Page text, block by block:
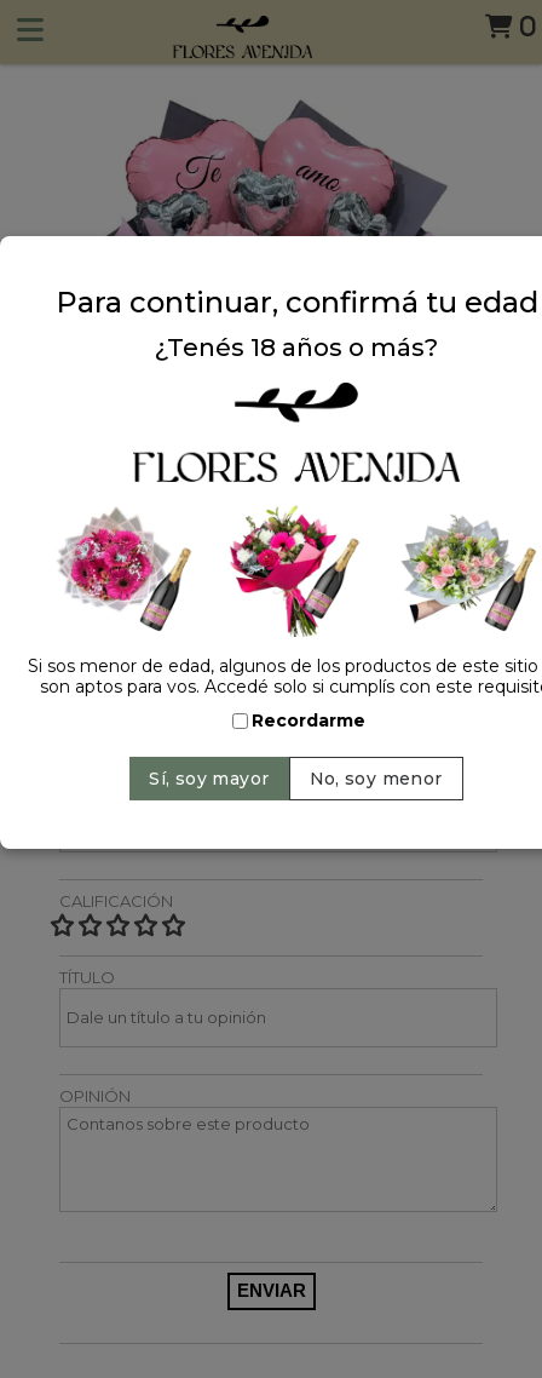
0
Dejá tu opinión
NOMBRE
CALIFICACIÓN
TÍTULO
OPINIÓN
Para continuar, confirmá tu edad
¿Tenés 18 años o más?
Si sos menor de edad, algunos de los productos de este
son aptos para vos. Accedé solo si cumplís con este
Recordarme